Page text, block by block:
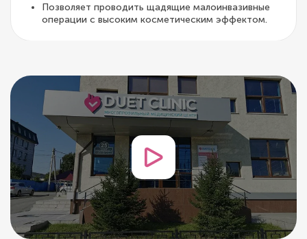
Позволяет проводить щадящие малоинвазивные
операции с высоким косметическим эффектом.